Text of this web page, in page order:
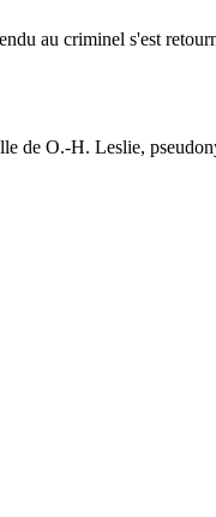
au criminel s'est
de O.-H. Leslie,